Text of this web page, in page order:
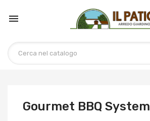

Gourmet BBQ System